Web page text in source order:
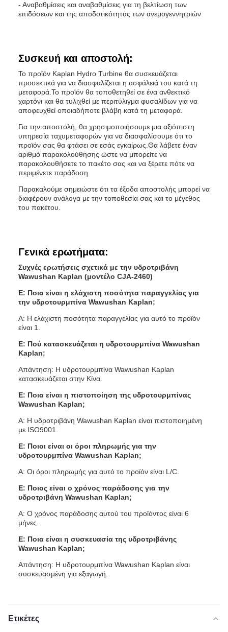
- Αναβαθμίσεις και αναβαθμίσεις για τη βελτίωση των
επιδόσεων και της αποδοτικότητας των ανεμογεννητριών
Συσκευή και αποστολή:
Το προϊόν Kaplan Hydro Turbine θα συσκευάζεται
προσεκτικά για να διασφαλίζεται η ασφάλειά του κατά τη
μεταφορά.Το προϊόν θα τοποθετηθεί σε ένα ανθεκτικό
χαρτόνι και θα τυλιχθεί με περιτύλιγμα φυσαλίδων για να
αποφευχθεί οποιαδήποτε βλάβη κατά τη μεταφορά.
Για την αποστολή, θα χρησιμοποιήσουμε μια αξιόπιστη
υπηρεσία ταχυμεταφορών για να διασφαλίσουμε ότι το
προϊόν σας θα φτάσει σε εσάς εγκαίρως.Θα λάβετε έναν
αριθμό παρακολούθησης ώστε να μπορείτε να
παρακολουθήσετε το πακέτο σας και να ξέρετε πότε να
περιμένετε παράδοση.
Παρακαλούμε σημειώστε ότι τα έξοδα αποστολής μπορεί να
διαφέρουν ανάλογα με την τοποθεσία σας και το μέγεθος
του πακέτου.
Γενικά ερωτήματα:
Συχνές ερωτήσεις σχετικά με την υδροτριβάνη
Wawushan Kaplan (μοντέλο CJA-2460)
Ε: Ποια είναι η ελάχιστη ποσότητα παραγγελίας για
την υδροτουρμπίνα Wawushan Kaplan;
Α: Η ελάχιστη ποσότητα παραγγελίας για αυτό το προϊόν
είναι 1.
Ε: Πού κατασκευάζεται η υδροτουρμπίνα Wawushan
Kaplan;
Απάντηση: Η υδροτουρμπίνα Wawushan Kaplan
κατασκευάζεται στην Κίνα.
Ε: Ποια είναι η πιστοποίηση της υδροτουρμπίνας
Wawushan Kaplan;
Α: Η υδροτριβάνη Wawushan Kaplan είναι πιστοποιημένη
με ISO9001.
Ε: Ποιοι είναι οι όροι πληρωμής για την
υδροτουρμπίνα Wawushan Kaplan;
Α: Οι όροι πληρωμής για αυτό το προϊόν είναι L/C.
Ε: Ποιος είναι ο χρόνος παράδοσης για την
υδροτριβάνη Wawushan Kaplan;
Α: Ο χρόνος παράδοσης αυτού του προϊόντος είναι 6
μήνες.
Ε: Ποια είναι η συσκευασία της υδροτριβάνης
Wawushan Kaplan;
Απάντηση: Η υδροτουρμπίνα Wawushan Kaplan είναι
συσκευασμένη για εξαγωγή.
Ετικέτες